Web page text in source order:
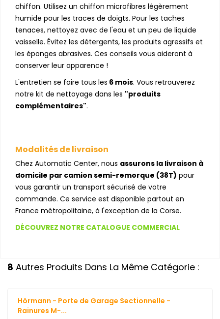
chiffon. Utilisez un chiffon microfibres légèrement
humide pour les traces de doigts. Pour les taches
tenaces, nettoyez avec de l'eau et un peu de liquide
vaisselle. Évitez les détergents, les produits agressifs et
les éponges abrasives. Ces conseils vous aideront à
conserver leur apparence !
L'entretien se faire tous les 6 mois. Vous retrouverez
notre kit de nettoyage dans les "produits
complémentaires".
Modalités de livraison
Chez Automatic Center, nous assurons la livraison à
domicile par camion semi-remorque (38T) pour
vous garantir un transport sécurisé de votre
commande. Ce service est disponible partout en
France métropolitaine, à l'exception de la Corse.
DÉCOUVREZ NOTRE CATALOGUE COMMERCIAL
8 Autres Produits Dans La Même Catégorie :
Hörmann - Porte de Garage Sectionnelle -
Rainures M-...